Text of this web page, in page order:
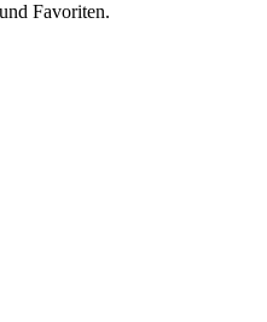
Favoriten.